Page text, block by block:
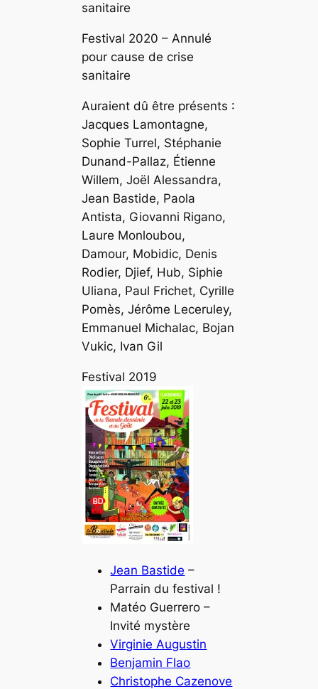
sanitaire
Festival 2020 –Annulé
pour cause de crise
sanitaire
Auraient dû être présents :
Jacques Lamontagne,
Sophie Turrel, Stéphanie
Dunand-Pallaz, Étienne
Willem, Joël Alessandra,
Jean Bastide, Paola
Antista, Giovanni Rigano,
Laure Monloubou,
Damour, Mobidic, Denis
Rodier, Djief, Hub, Siphie
Uliana, Paul Frichet, Cyrille
Pomès, Jérôme Leceruley,
Emmanuel Michalac, Bojan
Vukic, Ivan Gil
Festival 2019
Jean Bastide –
Parrain du festival !
Matéo Guerrero –
Invité mystère
Virginie Augustin
Benjamin Flao
Christophe Cazenove